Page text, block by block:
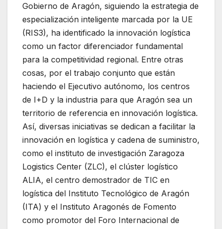
Gobierno de Aragón, siguiendo la estrategia de
especialización inteligente marcada por la UE
(RIS3), ha identificado la innovación logística
como un factor diferenciador fundamental
para la competitividad regional. Entre otras
cosas, por el trabajo conjunto que están
haciendo el Ejecutivo autónomo, los centros
de I+D y la industria para que Aragón sea un
territorio de referencia en innovación logística.
Así, diversas iniciativas se dedican a facilitar la
innovación en logística y cadena de suministro,
como el instituto de investigación Zaragoza
Logistics Center (ZLC), el clúster logístico
ALIA, el centro demostrador de TIC en
logística del Instituto Tecnológico de Aragón
(ITA) y el Instituto Aragonés de Fomento
como promotor del Foro Internacional de